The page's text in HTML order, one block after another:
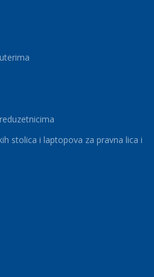
stolica i laptopova za pravna lica i